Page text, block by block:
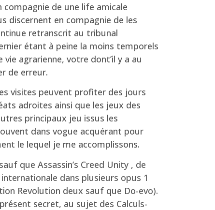
de une life amicale
discernent en compagnie de les
retranscrit au tribunal
étant à peine la moins temporels
agrarienne, votre dont’il y a au
de erreur.
visites peuvent profiter des jours
adroites ainsi que les jeux des
principaux jeu issus les
dans vogue acquérant pour
le lequel je me accomplissons.
que Assassin’s Creed Unity , de
dans plusieurs opus 1
Revolution deux sauf que Do-evo).
secret, au sujet des Calculs-